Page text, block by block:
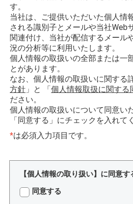
す。
当社は、ご提供いただいた個人情
される識別子とメールや当社Web
関連付け、当社が配信するメール
況の分析等に利用いたします。
個人情報の取扱いの全部または一
とがあります。
なお、個人情報の取扱いに関する
方針 」と 「個人情報取扱に関する
ださい。
個人情報の取扱いについて同意い
「同意する」にチェックを入れて
*は必須入力項目です。
【個人情報の取り扱い】に同意す
同意する